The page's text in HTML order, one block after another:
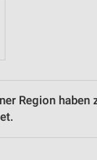
Region